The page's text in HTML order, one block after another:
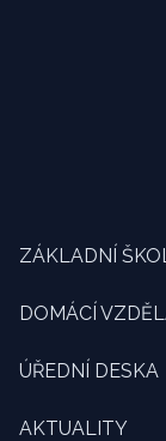
ZÁKLADNÍ
DOMÁCÍ
ÚŘEDNÍ DESKA
AKTUALITY